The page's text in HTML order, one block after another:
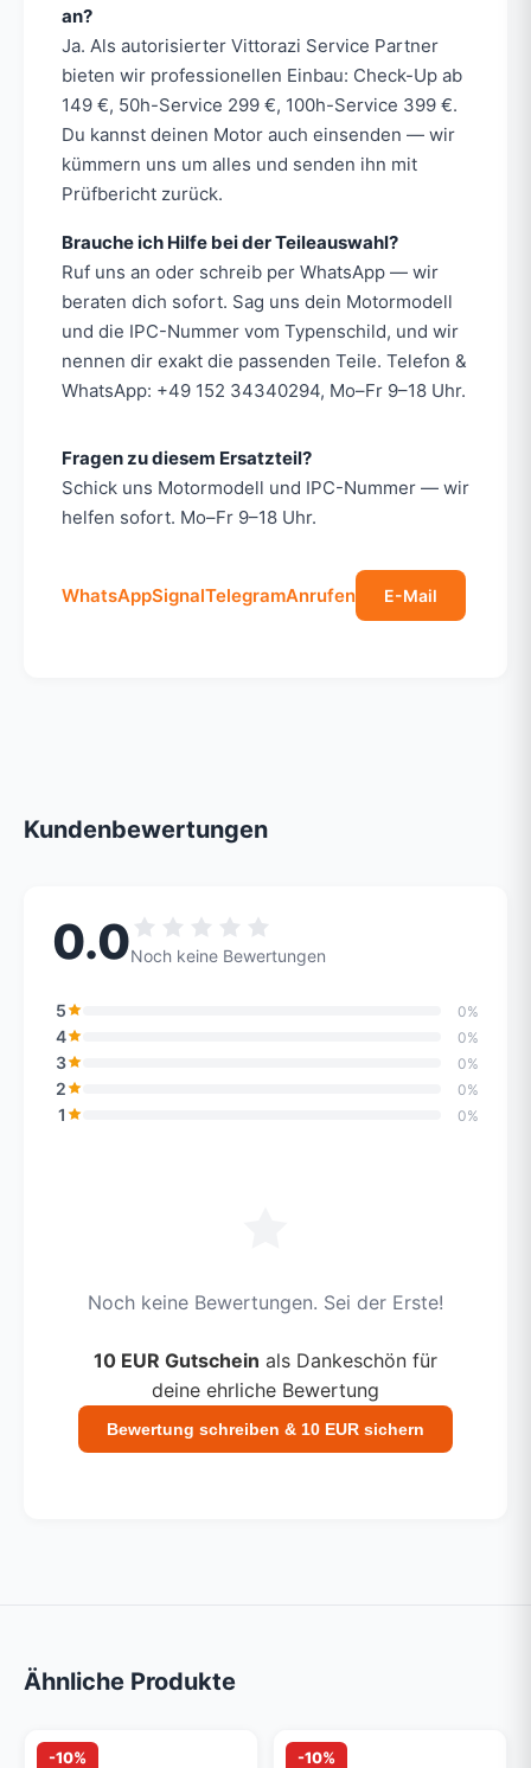
an?
Ja. Als autorisierter Vittorazi Service Partner
bieten wir professionellen Einbau: Check-Up ab
149 €, 50h-Service 299 €, 100h-Service 399 €.
Du kannst deinen Motor auch einsenden — wir
kümmern uns um alles und senden ihn mit
Prüfbericht zurück.
Brauche ich Hilfe bei der Teileauswahl?
Ruf uns an oder schreib per WhatsApp — wir
beraten dich sofort. Sag uns dein Motormodell
und die IPC-Nummer vom Typenschild, und wir
nennen dir exakt die passenden Teile. Telefon &
WhatsApp: +49 152 34340294, Mo–Fr 9–18 Uhr.
Fragen zu diesem Ersatzteil?
Schick uns Motormodell und IPC-Nummer — wir
helfen sofort. Mo–Fr 9–18 Uhr.
WhatsAppSignalTelegramAnrufen E-Mail
Kundenbewertungen
0.0Noch keine Bewertungen
5 0%
4 0%
3 0%
2 0%
1 0%
Noch keine Bewertungen. Sei der Erste!
10 EUR Gutschein als Dankeschön für
deine ehrliche Bewertung
Bewertung schreiben & 10 EUR sichern
Ähnliche Produkte
-10% -10%